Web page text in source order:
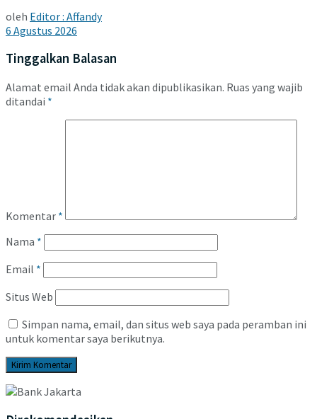
oleh Editor : Affandy
6 Agustus 2026
Tinggalkan Balasan
Alamat email Anda tidak akan dipublikasikan. Ruas yang wajib
ditandai *
Komentar *
Nama *
Email *
Situs Web
Simpan nama, email, dan situs web saya pada peramban ini
untuk komentar saya berikutnya.